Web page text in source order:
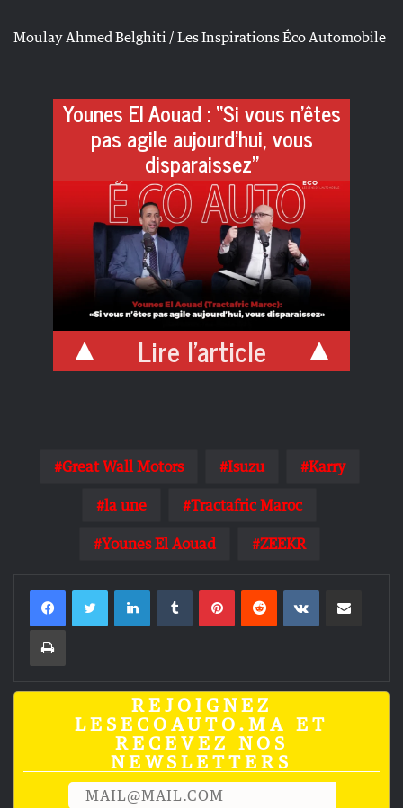
Moulay Ahmed Belghiti / Les Inspirations Éco Automobile
Younes El Aouad : “Si vous n’êtes
pas agile aujourd’hui, vous
disparaissez”
Lire l'article
Great Wall Motors Isuzu Karry
la une Tractafric Maroc
Younes El Aouad ZEEKR
LinkedinTumblrPinterestReddit VKontakte
Imprimer
REJOIGNEZ
LESECOAUTO.MA ET
RECEVEZ NOS
NEWSLETTERS